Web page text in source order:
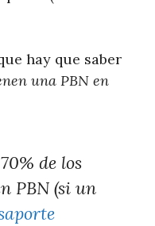
hay que saber
una PBN en
de los
PBN (si un